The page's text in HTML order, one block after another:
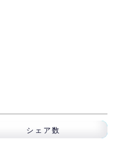
シェア数